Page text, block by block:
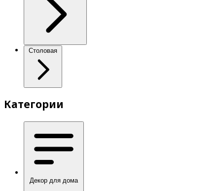
Столовая
Категории
Декор для дома